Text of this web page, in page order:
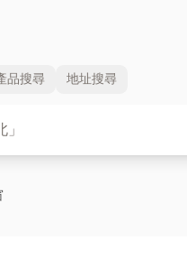
品搜尋 地址搜尋